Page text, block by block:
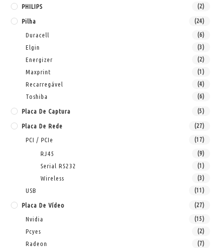
PHILIPS (2)
Pilha (24)
Duracell (6)
Elgin (3)
Energizer (2)
Maxprint (1)
Recarregável (4)
Toshiba (6)
Placa De Captura (5)
Placa De Rede (27)
PCI / PCIe (17)
RJ45 (9)
Serial RS232 (1)
Wireless (3)
USB (11)
Placa De Vídeo (27)
Nvidia (15)
Pcyes (2)
Radeon (7)